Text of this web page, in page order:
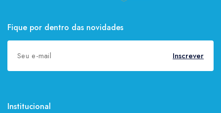
Fique por dentro das novidades
Inscrever
Institucional